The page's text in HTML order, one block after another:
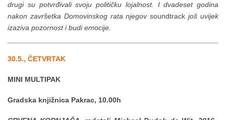
drugi su potvrđivali svoju političku lojalnost. I dvadeset godina
nakon završetka Domovinskog rata njegovsoundtrack još uvijek
izaziva pozornost i budi emocije.
30.5., ČETVRTAK
MINI MULTIPAK
Gradska knjižnica Pakrac, 10.00h